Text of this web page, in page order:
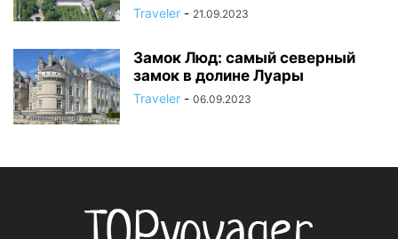
Traveler - 21.09.2023
Замок Люд: самый северный
замок в долине Луары
Traveler - 06.09.2023